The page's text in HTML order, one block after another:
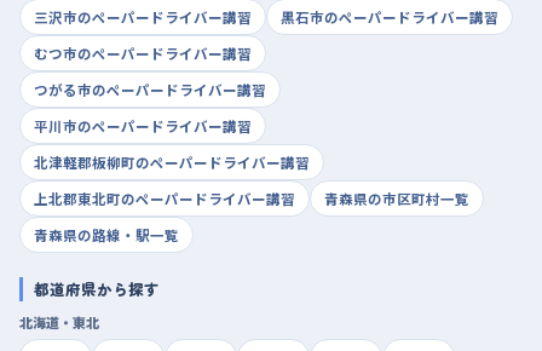
三沢市のペーパードライバー講習
黒石市のペーパードライバー講習
むつ市のペーパードライバー講習
つがる市のペーパードライバー講習
平川市のペーパードライバー講習
北津軽郡板柳町のペーパードライバー講習
上北郡東北町のペーパードライバー講習
青森県の市区町村一覧
青森県の路線・駅一覧
都道府県から探す
北海道・東北